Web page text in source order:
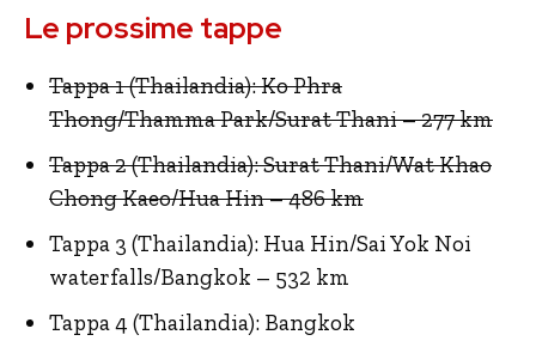
Le prossime tappe
Tappa 1 (Thailandia): Ko Phra
Thong/Thamma Park/Surat Thani – 277 km
Tappa 2 (Thailandia): Surat Thani/Wat Khao
Chong Kaeo/Hua Hin – 486 km
Tappa 3 (Thailandia): Hua Hin/Sai Yok Noi
waterfalls/Bangkok – 532 km
Tappa 4 (Thailandia): Bangkok